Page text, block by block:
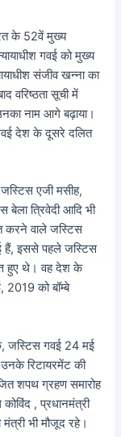
के 52वें मुख्य
गवई को मुख्य
संजीव खन्ना का
वरिष्ठता सूची में
नाम आगे बढ़ाया।
देश के दूसरे दलित
एजी मसीह,
बेला त्रिवेदी आदि भी
करने वाले जस्टिस
हैं, इससे पहले जस्टिस
हुए थे। वह देश के
को बॉम्बे
जस्टिस गवई 24 मई
रिटायरमेंट की
शपथ ग्रहण समारोह
कोविंद ​​​​​​, प्रधानमंत्री
भी मौजूद रहे।